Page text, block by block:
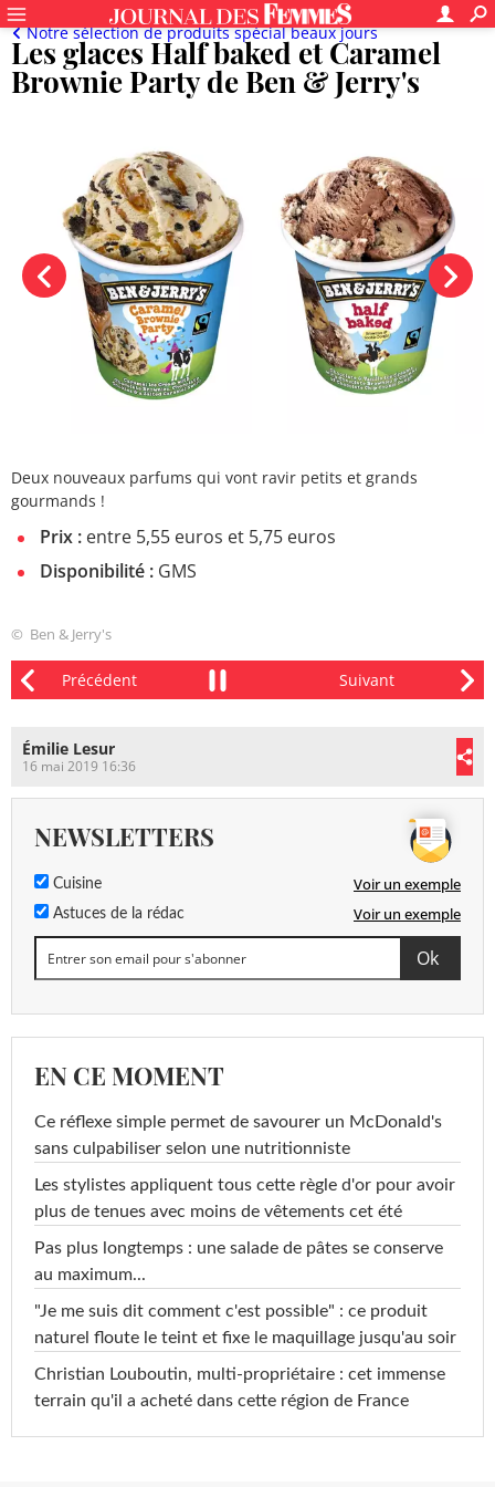
Les glaces Half baked et Caramel
Brownie Party de Ben & Jerry's
Notre sélection de produits spécial beaux jours
Deux nouveaux parfums qui vont ravir petits et grands
gourmands !
Prix : entre 5,55 euros et 5,75 euros
Disponibilité : GMS
© Ben & Jerry's
Émilie Lesur
16 mai 2019 16:36
NEWSLETTERS
Cuisine Voir un exemple
Astuces de la rédac Voir un exemple
EN CE MOMENT
Ce réflexe simple permet de savourer un McDonald's
sans culpabiliser selon une nutritionniste
Les stylistes appliquent tous cette règle d'or pour avoir
plus de tenues avec moins de vêtements cet été
Pas plus longtemps : une salade de pâtes se conserve
au maximum...
"Je me suis dit comment c'est possible" : ce produit
naturel floute le teint et fixe le maquillage jusqu'au soir
Christian Louboutin, multi-propriétaire : cet immense
terrain qu'il a acheté dans cette région de France